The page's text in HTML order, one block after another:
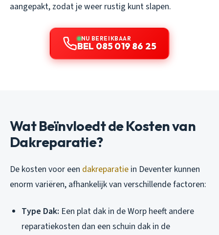
aangepakt, zodat je weer rustig kunt slapen.
NU BEREIKBAAR
BEL 085 019 86 25
Wat Beïnvloedt de Kosten van
Dakreparatie?
De kosten voor een dakreparatie in Deventer kunnen
enorm variëren, afhankelijk van verschillende factoren:
Type Dak: Een plat dak in de Worp heeft andere
reparatiekosten dan een schuin dak in de